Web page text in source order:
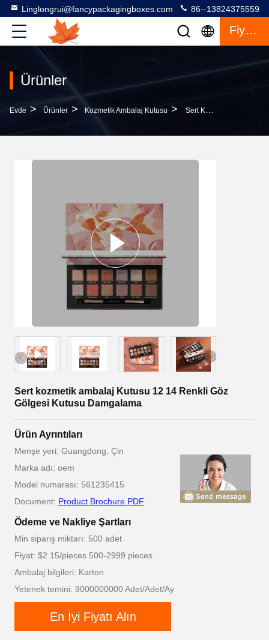
Linglongrui@fancypackagingboxes.com 86--13824375559
Fiyat Teklifi
Ürünler
Evde > Ürünler > Kozmetik Ambalaj Kutusu > Sert Kozmetik Ambalaj Kutusu 12 14 Renkli Göz Gölgesi Kutusu Damgalama
Sert kozmetik ambalaj Kutusu 12 14 Renkli Göz
Gölgesi Kutusu Damgalama
Ürün Ayrıntıları
Menşe yeri: Guangdong, Çin
Marka adı: oem
Model numarası: 561235415
Document: Product Brochure PDF
Ödeme ve Nakliye Şartları
Min sipariş miktarı: 500 adet
Fiyat: $2.15/pieces 500-2999 pieces
Ambalaj bilgileri: Karton
Yetenek temini: 9000000000 Adet/Adet/Ay
En İyi Fiyatı Alın